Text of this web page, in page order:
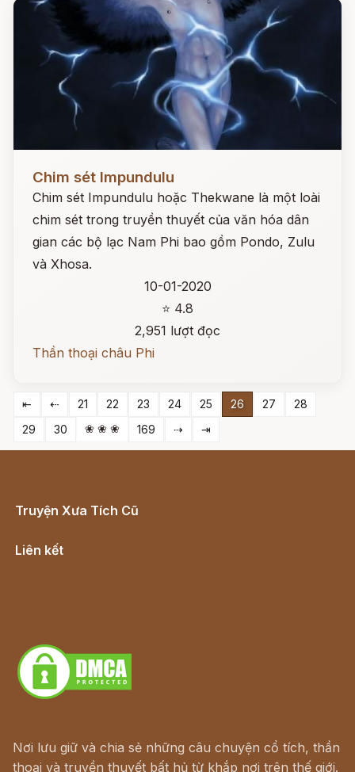
Chim sét Impundulu
Chim sét Impundulu hoặc Thekwane là một loài
chim sét trong truyền thuyết của văn hóa dân
gian các bộ lạc Nam Phi bao gồm Pondo, Zulu
và Xhosa.
10-01-2020
⭐ 4.8
2,951 lượt đọc
Thần thoại châu Phi
⇤ ⇠ 21 22 23 24 25 26 27
28
29
30 ❀ ❀ ❀ 169 ⇢ ⇥
Truyện Xưa Tích Cũ
Liên kết
Nơi lưu giữ và chia sẻ những câu chuyện cổ tích, thần
thoại và truyền thuyết bất hủ từ khắp nơi trên thế giới.